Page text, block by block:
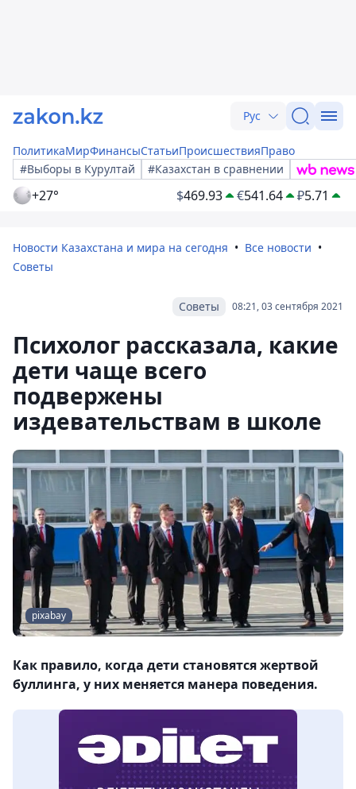
Рус
ПолитикаМирФинансыСтатьиПроисшествияПраво
#Выборы в Курултай
#Казахстан в сравнении
+27° $469.93 €541.64 ₽5.71
Новости Казахстана и мира на сегодня
Все новости
Советы
08:21, 03 сентября 2021
Советы
Психолог рассказала, какие
дети чаще всего
подвержены
издевательствам в школе
pixabay
Как правило, когда дети становятся жертвой
буллинга, у них меняется манера поведения.